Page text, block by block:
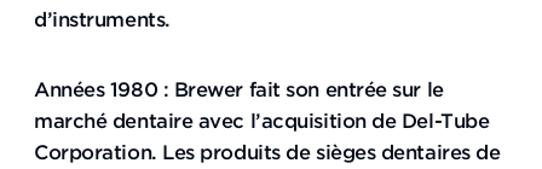
d’instruments.
Années 1980 : Brewer fait son entrée sur le
marché dentaire avec l’acquisition de Del-Tube
Corporation. Les produits de sièges dentaires de